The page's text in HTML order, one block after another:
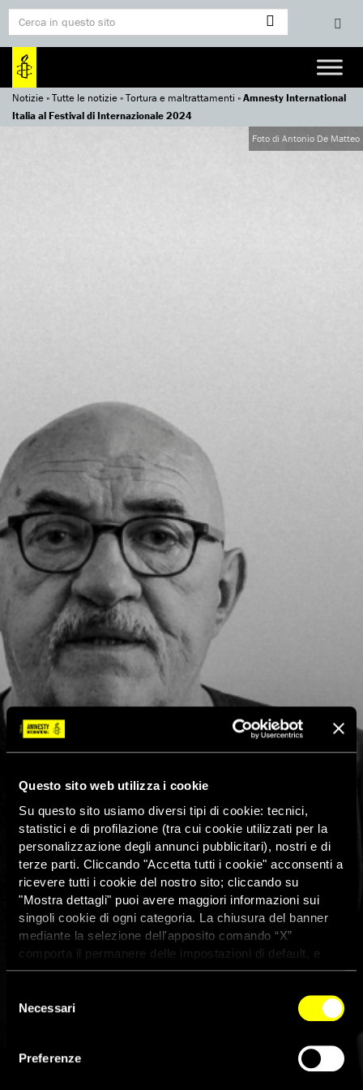
Questo sito web utilizza i cookie
Su questo sito usiamo diversi tipi di cookie: tecnici,
statistici e di profilazione (tra cui cookie utilizzati per la
personalizzazione degli annunci pubblicitari), nostri e di
terze parti. Cliccando "Accetta tutti i cookie" acconsenti a
ricevere tutti i cookie del nostro sito; cliccando su
"Mostra dettagli" puoi avere maggiori informazioni sui
singoli cookie di ogni categoria. La chiusura del banner
mediante la selezione dell'apposito comando “X”
comporta il permanere delle impostazioni di default, e
dunque la continuazione della navigazione con i cookie
dei cookie attivi sul sito clicca
delNecessari
Preferenze
Notizie»Tutte le notizie»Tortura e maltrattamenti »Amnesty International
Italia al Festival di Internazionale 2024
Amnesty International Italia al
Foto di Antonio De Matteo